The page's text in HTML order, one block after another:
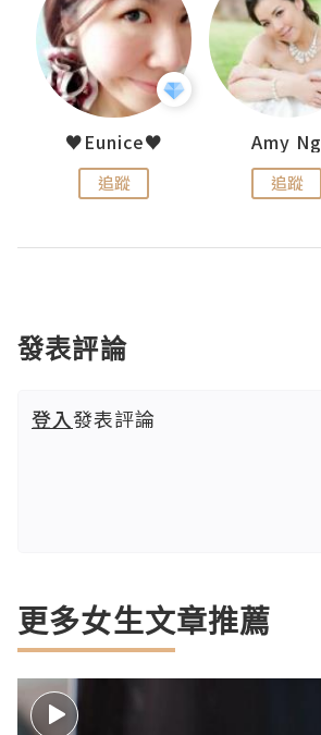
♥Eunice♥
追蹤
Amy Ng
追蹤
發表評論
登入發表評論
更多女生文章推薦